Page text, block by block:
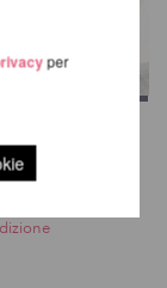
per